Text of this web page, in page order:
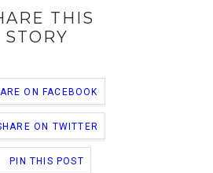
THIS
STORY
ON FACEBOOK
ON TWITTER
PIN THIS POST